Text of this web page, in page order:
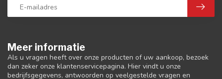
Meer informatie
Als u vragen heeft over onze producten of uw aankoop, bezoek
dan zeker onze klantenservicepagina. Hier vindt u onze
bedrijfsgegevens, antwoorden op veelgestelde vragen en